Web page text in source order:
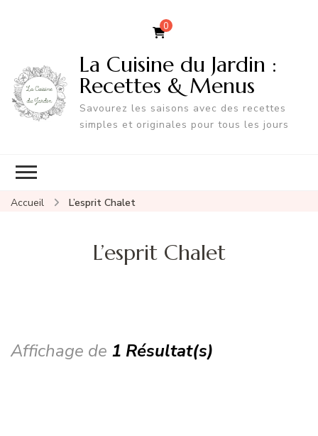
0
La Cuisine du Jardin :
Recettes & Menus
Savourez les saisons avec des recettes
simples et originales pour tous les jours
Accueil L’esprit Chalet
L’esprit Chalet
Affichage de 1 Résultat(s)